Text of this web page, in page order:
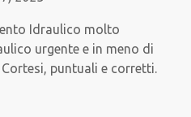
Idraulico molto
urgente e in meno di
Cortesi, puntuali e corretti.